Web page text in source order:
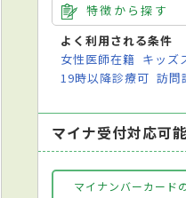
特徴から探す
よく利用される条件
女性医師在籍 キッズ
19時以降診療可 訪問
マイナ受付対応可
マイナンバーカード